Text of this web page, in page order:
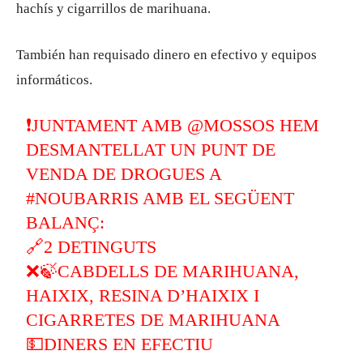
hachís y cigarrillos de marihuana.
También han requisado dinero en efectivo y equipos
informáticos.
❗JUNTAMENT AMB @MOSSOS HEM
DESMANTELLAT UN PUNT DE
VENDA DE DROGUES A
#NOUBARRIS AMB EL SEGÜENT
BALANÇ:
🔗2 DETINGUTS
❌🍃CABDELLS DE MARIHUANA,
HAIXIX, RESINA D’HAIXIX I
CIGARRETES DE MARIHUANA
💵DINERS EN EFECTIU